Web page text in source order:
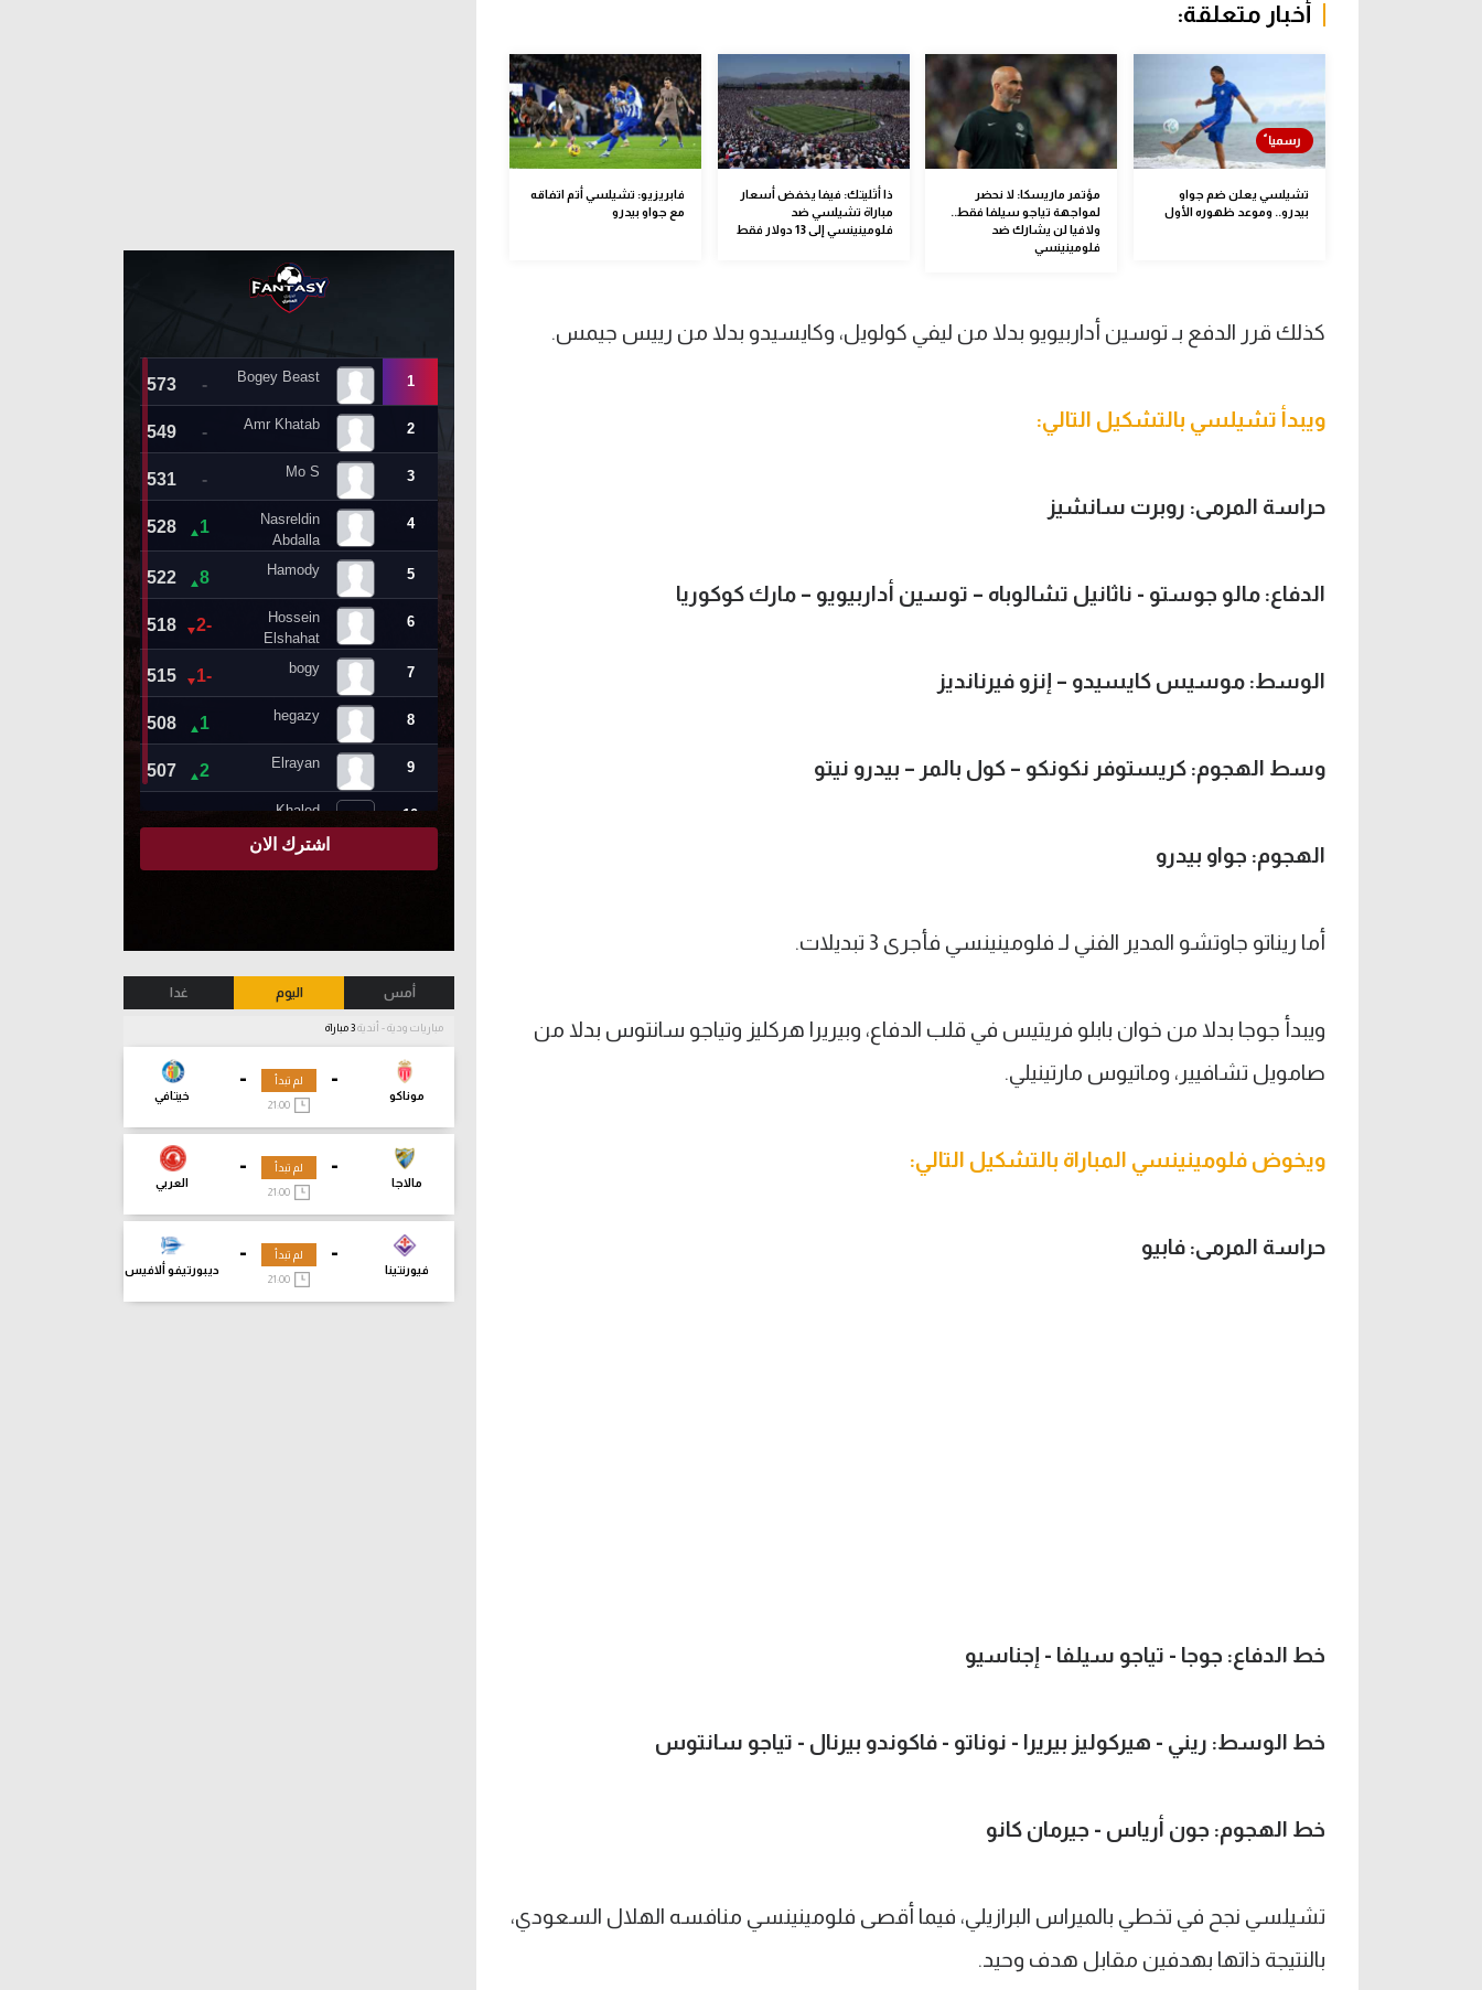
أخبار متعلقة:
تشيلسي يعلن ضم جواو
بيدرو.. وموعد ظهوره الأول
مؤتمر ماريسكا: لا نحضر
لمواجهة تياجو سيلفا فقط..
ولافيا لن يشارك ضد
فلومينينسي
ذا أثليتك: فيفا يخفض أسعار
مباراة تشيلسي ضد
فلومينينسي إلى 13 دولار فقط
فابريزيو: تشيلسي أتم اتفاقه
مع جواو بيدرو
كذلك قرر الدفع بـ توسين أداربيويو بدلا من ليفي كولويل، وكايسيدو بدلا من رييس جيمس.
ويبدأ تشيلسي بالتشكيل التالي:
حراسة المرمى: روبرت سانشيز
الدفاع: مالو جوستو - ناثانيل تشالوباه – توسين أداربيويو – مارك كوكوريا
الوسط: موسيس كايسيدو – إنزو فيرنانديز
وسط الهجوم: كريستوفر نكونكو – كول بالمر – بيدرو نيتو
الهجوم: جواو بيدرو
أما ريناتو جاوتشو المدير الفني لـ فلومينينسي فأجرى 3 تبديلات.
ويبدأ جوجا بدلا من خوان بابلو فريتيس في قلب الدفاع، وبيريرا هركليز وتياجو سانتوس بدلا من
صامويل تشافيير، وماتيوس مارتينيلي.
ويخوض فلومينينسي المباراة بالتشكيل التالي:
حراسة المرمى: فابيو
خط الدفاع: جوجا - تياجو سيلفا - إجناسيو
خط الوسط: ريني - هيركوليز بيريرا - نوناتو - فاكوندو بيرنال - تياجو سانتوس
خط الهجوم: جون أرياس - جيرمان كانو
تشيلسي نجح في تخطي بالميراس البرازيلي، فيما أقصى فلومينينسي منافسه الهلال السعودي،
بالنتيجة ذاتها بهدفين مقابل هدف وحيد.
أمس اليوم غدا
مباريات ودية - أندية
-
موناكو
-
خيتافي
لم تبدأ
-
مالاجا
-
العربي
لم تبدأ
-
فيورنتينا
-
ديبورتيفو ألافيس
لم تبدأ